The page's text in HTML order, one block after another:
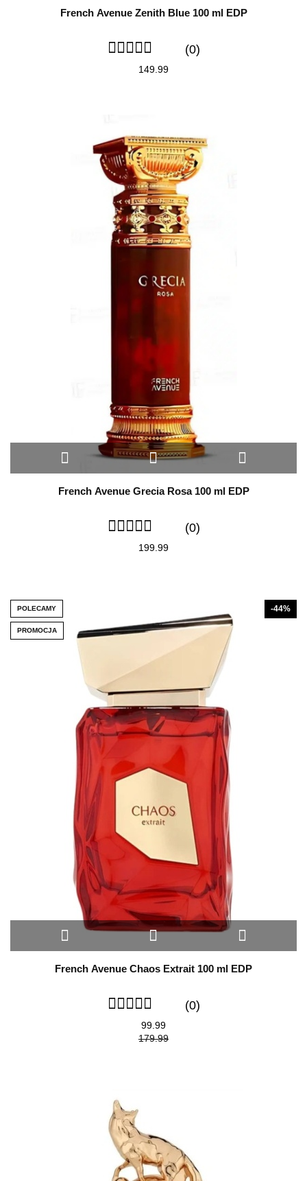
French Avenue Zenith Blue 100 ml EDP
(0)
149.99
French Avenue Grecia Rosa 100 ml EDP
(0)
199.99
POLECAMY
PROMOCJA
French Avenue Chaos Extrait 100 ml EDP
(0)
99.99
-44%
179.99